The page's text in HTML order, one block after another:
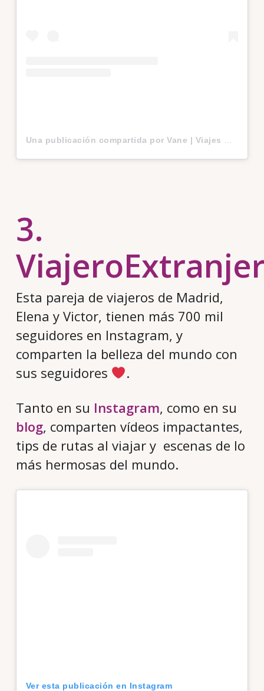
3.
Esta pareja de viajeros de Madrid,
Elena y Victor, tienen más 700 mil
seguidores en Instagram, y
comparten la belleza del mundo con
sus seguidores
.
Tanto en su Instagram, como en su
blog, comparten vídeos impactantes,
tips de rutas al viajar y escenas de lo
más hermosas del mundo.
Ver esta publicación en Instagram